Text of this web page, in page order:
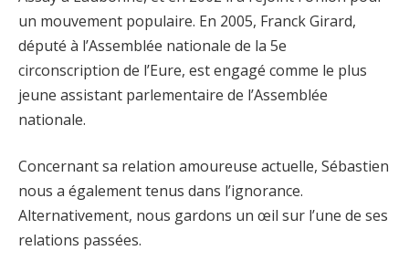
un mouvement populaire. En 2005, Franck Girard,
député à l’Assemblée nationale de la 5e
circonscription de l’Eure, est engagé comme le plus
jeune assistant parlementaire de l’Assemblée
nationale.
Concernant sa relation amoureuse actuelle, Sébastien
nous a également tenus dans l’ignorance.
Alternativement, nous gardons un œil sur l’une de ses
relations passées.